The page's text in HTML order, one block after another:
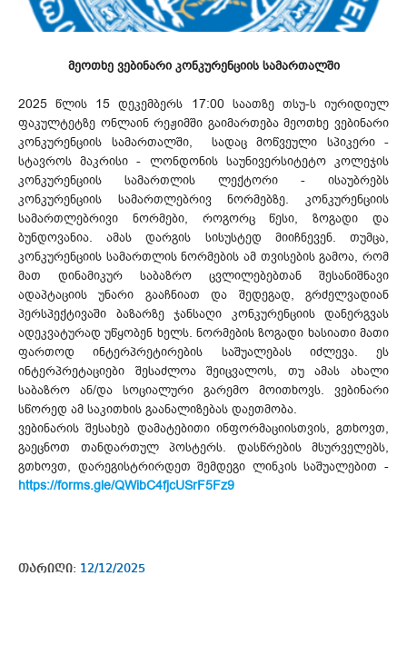
მეოთხე ვებინარი კონკურენციის სამართალში
2025 წლის 15 დეკემბერს 17:00 საათზე თსუ-ს იურიდიულ
ფაკულტეტზე ონლაინ რეჟიმში გაიმართება მეოთხე ვებინარი
კონკურენციის სამართალში, სადაც მოწვეული სპიკერი -
სტავროს მაკრისი - ლონდონის საუნივერსიტეტო კოლეჯის
კონკურენციის სამართლის ლექტორი - ისაუბრებს
კონკურენციის სამართლებრივ ნორმებზე. კონკურენციის
სამართლებრივი ნორმები, როგორც წესი, ზოგადი და
ბუნდოვანია. ამას დარგის სისუსტედ მიიჩნევენ. თუმცა,
კონკურენციის სამართლის ნორმების ამ თვისების გამოა, რომ
მათ დინამიკურ საბაზრო ცვლილებებთან შესანიშნავი
ადაპტაციის უნარი გააჩნიათ და შედეგად, გრძელვადიან
პერსპექტივაში ბაზარზე ჯანსაღი კონკურენციის დანერგვას
ადეკვატურად უწყობენ ხელს. ნორმების ზოგადი ხასიათი მათი
ფართოდ ინტერპრეტირების საშუალებას იძლევა. ეს
ინტერპრეტაციები შესაძლოა შეიცვალოს, თუ ამას ახალი
საბაზრო ან/და სოციალური გარემო მოითხოვს. ვებინარი
სწორედ ამ საკითხის გაანალიზებას დაეთმობა.
ვებინარის შესახებ დამატებითი ინფორმაციისთვის, გთხოვთ,
გაეცნოთ თანდართულ პოსტერს. დასწრების მსურველებს,
გთხოვთ, დარეგისტრირდეთ შემდეგი ლინკის საშუალებით -
https://forms.gle/QWibC4fjcUSrF5Fz9
თარიღი: 12/12/2025